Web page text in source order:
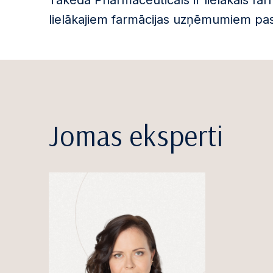
lielākajiem farmācijas uzņēmumiem
Jomas eksperti